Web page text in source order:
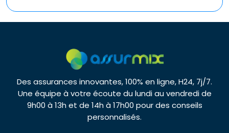
Des assurances innovantes, 100% en ligne, H24, 7j/7.
Une équipe à votre écoute du lundi au vendredi de
9h00 à 13h et de 14h à 17h00 pour des conseils
personnalisés.